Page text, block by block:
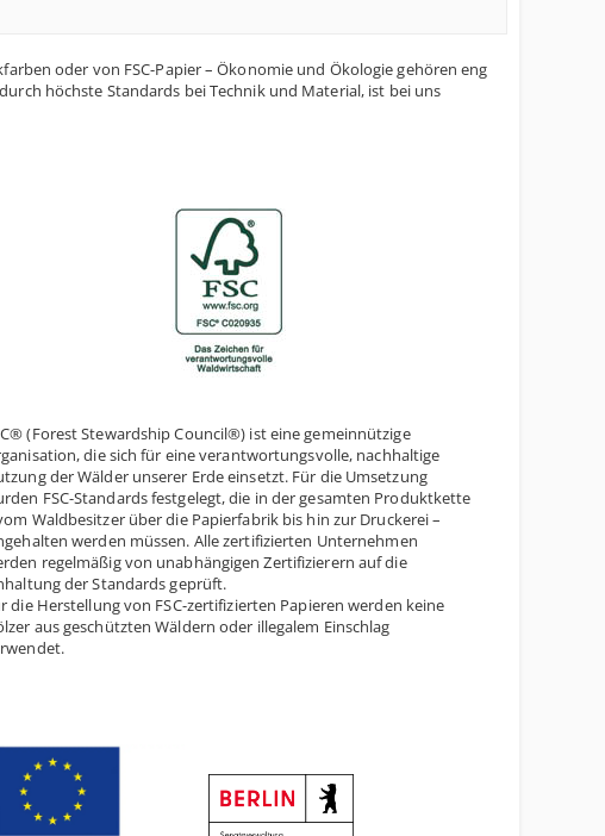
oder von FSC-Papier – Ökonomie und Ökologie gehören eng
höchste Standards bei Technik und Material, ist bei uns
(Forest Stewardship Council®) ist eine gemeinnützige
die sich für eine verantwortungsvolle, nachhaltige
der Wälder unserer Erde einsetzt. Für die Umsetzung
FSC-Standards festgelegt, die in der gesamten Produktkette
Waldbesitzer über die Papierfabrik bis hin zur Druckerei –
werden müssen. Alle zertifizierten Unternehmen
regelmäßig von unabhängigen Zertifizierern auf die
der Standards geprüft.
die Herstellung von FSC-zertifizierten Papieren werden keine
aus geschützten Wäldern oder illegalem Einschlag